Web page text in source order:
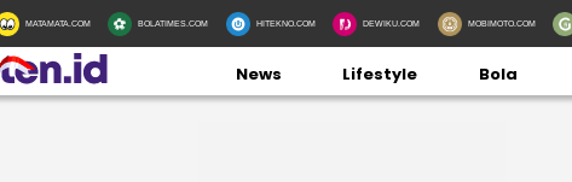
MATAMATA.COM BOLATIMES.COM HITEKNO.COM DEWIKU.COM MOBIMOTO.COM
News Lifestyle Bola